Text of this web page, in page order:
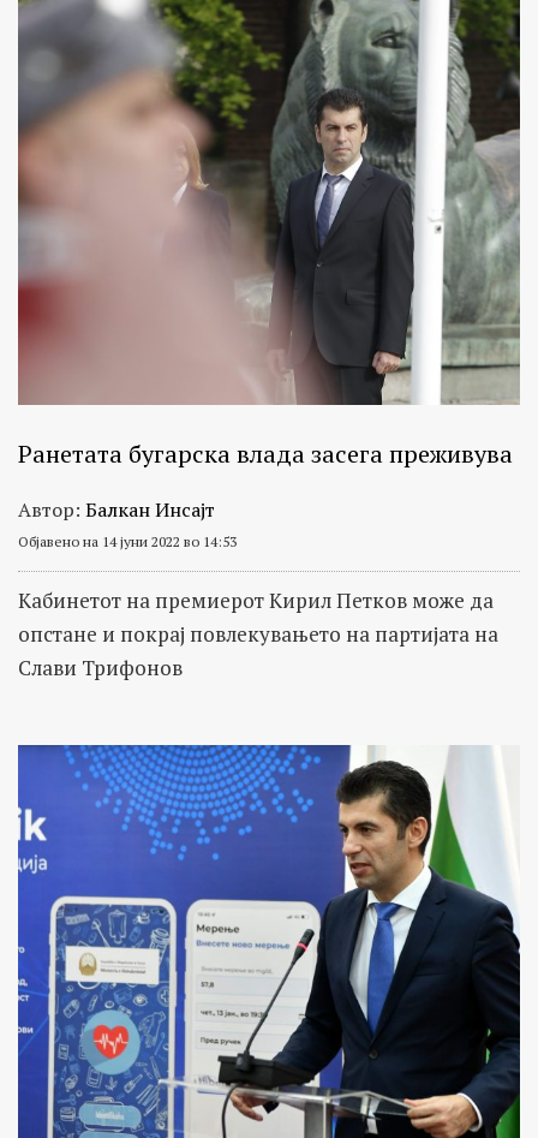
Ранетата бугарска влада засега преживува
Автор: Балкан Инсајт
Објавено на 14 јуни 2022 во 14:53
Кабинетот на премиерот Кирил Петков може да
опстане и покрај повлекувањето на партијата на
Слави Трифонов